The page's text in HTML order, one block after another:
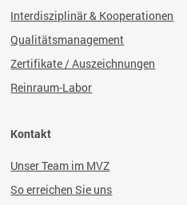
Interdisziplinär & Kooperationen
Qualitätsmanagement
Zertifikate / Auszeichnungen
Reinraum-Labor
Kontakt
Unser Team im MVZ
So erreichen Sie uns